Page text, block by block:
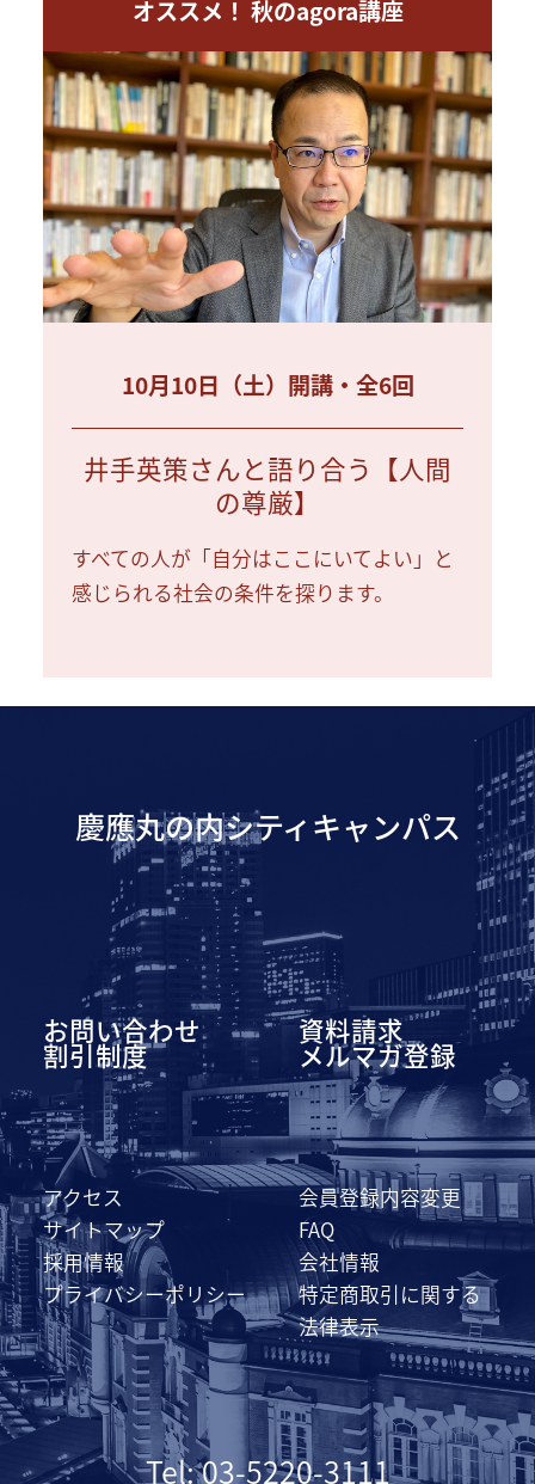
オススメ！ 秋のagora講座
10月10日（土）開講・全6回
井手英策さんと語り合う【人間
の尊厳】
すべての人が「自分はここにいてよい」と
感じられる社会の条件を探ります。
慶應丸の内シティキャンパス
お問い合わせ 資料請求
割引制度 メルマガ登録
アクセス
会員登録内容変更
サイトマップ
FAQ
採用情報
会社情報
プライバシーポリシー
特定商取引に関する
法律表示
Tel: 03-5220-3111